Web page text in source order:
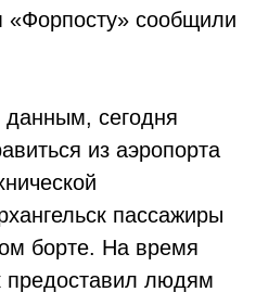
«Форпосту» сообщили
сегодня
из аэропорта
пассажиры
борте. На время
предоставил людям